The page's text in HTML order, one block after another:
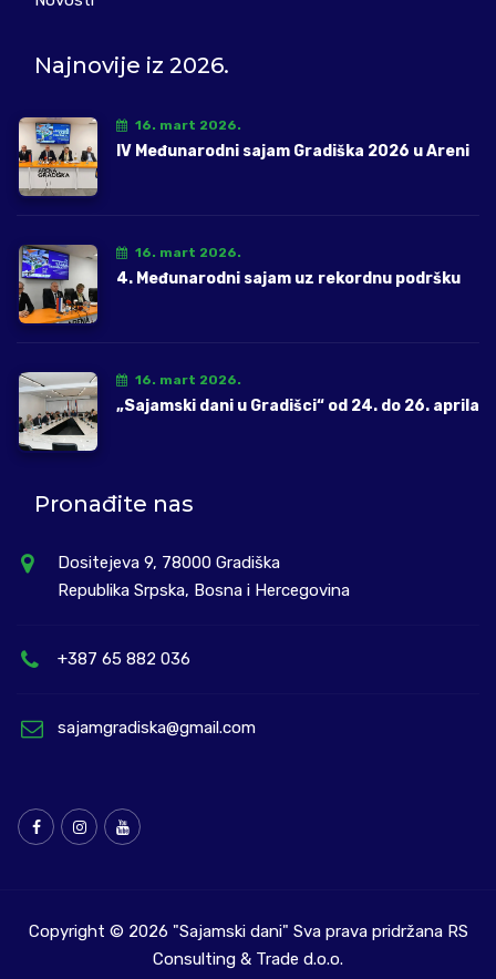
Najnovije iz 2026.
16. mart 2026.
IV Međunarodni sajam Gradiška 2026 u Areni
16. mart 2026.
4. Međunarodni sajam uz rekordnu podršku
16. mart 2026.
„Sajamski dani u Gradišci“ od 24. do 26. aprila
Pronađite nas
Dositejeva 9, 78000 Gradiška
Republika Srpska, Bosna i Hercegovina
+387 65 882 036
sajamgradiska@gmail.com
Copyright © 2026 "Sajamski dani" Sva prava pridržana RS
Consulting & Trade d.o.o.